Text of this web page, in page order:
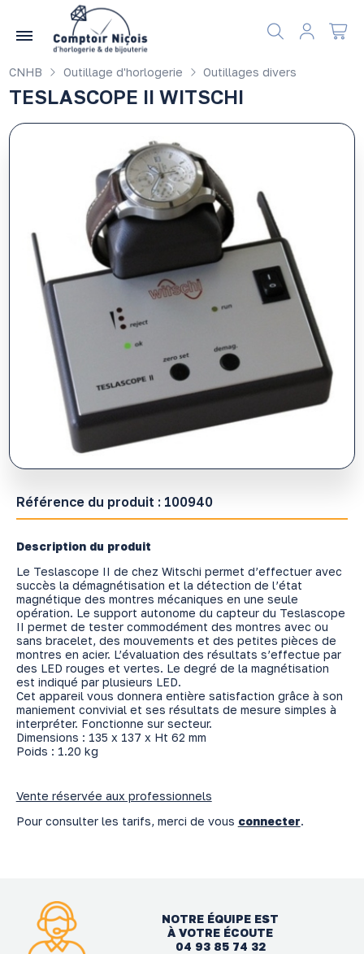
CNHB Outillage d'horlogerie Outillages divers
TESLASCOPE II WITSCHI
Référence du produit : 100940
Description du produit
Le Teslascope II de chez Witschi permet d’effectuer avec
succès la démagnétisation et la détection de l’état
magnétique des montres mécaniques en une seule
opération. Le support autonome du capteur du Teslascope
II permet de tester commodément des montres avec ou
sans bracelet, des mouvements et des petites pièces de
montres en acier. L’évaluation des résultats s’effectue par
des LED rouges et vertes. Le degré de la magnétisation
est indiqué par plusieurs LED.
Cet appareil vous donnera entière satisfaction grâce à son
maniement convivial et ses résultats de mesure simples à
interpréter. Fonctionne sur secteur.
Dimensions : 135 x 137 x Ht 62 mm
Poids : 1.20 kg
Vente réservée aux professionnels
Pour consulter les tarifs, merci de vous connecter.
NOTRE ÉQUIPE EST
À VOTRE ÉCOUTE
04 93 85 74 32
Gérer les préférences en matière de cookies